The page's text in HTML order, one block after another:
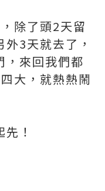
除了頭2天留
3天就去了，
，來回我們都
大，就熱熱鬧
！